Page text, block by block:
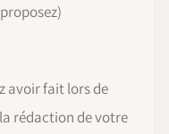
avoir fait lors de
rédaction de votre